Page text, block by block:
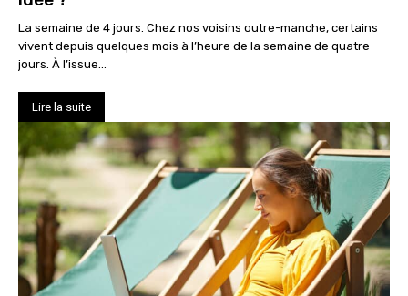
La semaine de 4 jours. Chez nos voisins outre-manche, certains
vivent depuis quelques mois à l’heure de la semaine de quatre
jours. À l’issue...
Lire la suite